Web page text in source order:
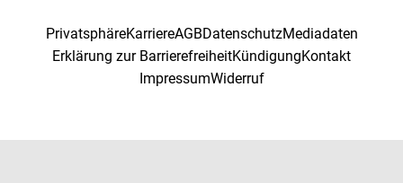
PrivatsphäreKarriereAGBDatenschutzMediadaten
Erklärung zur BarrierefreiheitKündigungKontakt
ImpressumWiderruf